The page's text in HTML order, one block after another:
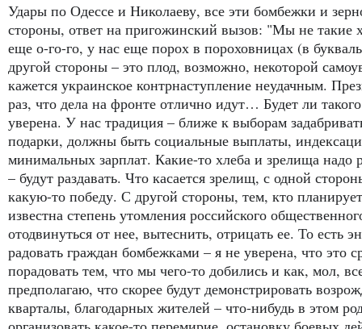
Удары по Одессе и Николаеву, все эти бомбежки и
стороны, ответ на пригожинский вызов: "Мы не такие
еще о-го-го, у нас еще порох в пороховницах (в
другой стороны – это плод, возможно, некоторой
кажется украинское контрнаступление неудачным.
раз, что дела на фронте отлично идут… Будет ли
уверена. У нас традиция – ближе к выборам
подарки, должны быть социальные выплаты,
минимальных зарплат. Какие-то хлеба и зрелища надо
– будут раздавать. Что касается зрелищ, с одной
какую-то победу. С другой стороны, тем, кто
известна степень утомления российского
отодвинуться от нее, вытеснить, отрицать ее. То есть
радовать граждан бомбежками – я не уверена, что это
порадовать тем, что мы чего-то добились и как, мол,
предполагаю, что скорее будут демонстрировать
кварталы, благодарных жителей – что-нибудь в этом